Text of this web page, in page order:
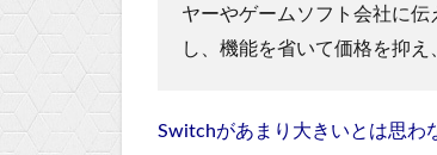
ヤーやゲームソフト会社に
し、機能を省いて価格を抑え
Switchがあまり大きいとは思わ